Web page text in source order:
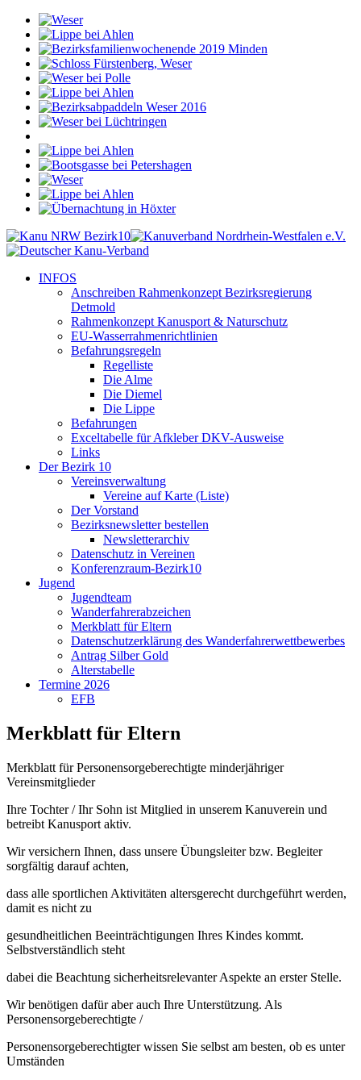
INFOS
Anschreiben Rahmenkonzept Bezirksregierung
Detmold
Rahmenkonzept Kanusport & Naturschutz
EU-Wasserrahmenrichtlinien
Befahrungsregeln
Regelliste
Die Alme
Die Diemel
Die Lippe
Befahrungen
Exceltabelle für Afkleber DKV-Ausweise
Links
Der Bezirk 10
Vereinsverwaltung
Vereine auf Karte (Liste)
Der Vorstand
Bezirksnewsletter bestellen
Newsletterarchiv
Datenschutz in Vereinen
Konferenzraum-Bezirk10
Jugend
Jugendteam
Wanderfahrerabzeichen
Merkblatt für Eltern
Datenschutzerklärung des Wanderfahrerwettbewerbes
Antrag Silber Gold
Alterstabelle
Termine 2026
EFB
Merkblatt für Eltern
Merkblatt für Personensorgeberechtigte minderjähriger
Vereinsmitglieder
Ihre Tochter / Ihr Sohn ist Mitglied in unserem Kanuverein und
betreibt Kanusport aktiv.
Wir versichern Ihnen, dass unsere Übungsleiter bzw. Begleiter
sorgfältig darauf achten,
dass alle sportlichen Aktivitäten altersgerecht durchgeführt werden,
damit es nicht zu
gesundheitlichen Beeinträchtigungen Ihres Kindes kommt.
Selbstverständlich steht
dabei die Beachtung sicherheitsrelevanter Aspekte an erster Stelle.
Wir benötigen dafür aber auch Ihre Unterstützung. Als
Personensorgeberechtigte /
Personensorgeberechtigter wissen Sie selbst am besten, ob es unter
Umständen